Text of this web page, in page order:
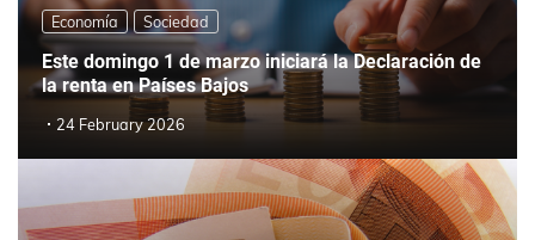
Economía Sociedad
Este domingo 1 de marzo iniciará la Declaración de
la renta en Países Bajos
24 February 2026